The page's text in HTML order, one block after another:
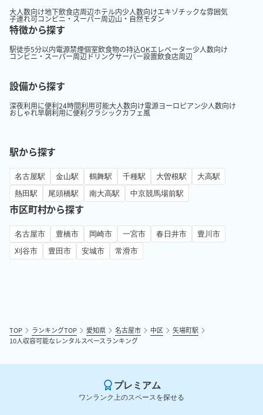
大人数向け地下飲食店周辺ホテル内少人数向けエキゾチックな雰囲気
子連れ可コンビニ・スーパー周辺山・自然モダン
特徴から探す
駅徒歩5分以内電源禁煙個室飲食物の持込OKエレベーター少人数向け
コンビニ・スーパー周辺ドリンクサーバー設置飲食店周辺
設備から探す
深夜利用に便利24時間利用可能大人数向け電源ヨーロピアン少人数向け
おしゃれ早朝利用に便利クラシックカフェ風
駅から探す
名古屋駅 金山駅 鶴舞駅 千種駅 大曽根駅
大高駅
熱田駅
尾頭橋駅 南大高駅 中京競馬場前駅
市区町村から探す
名古屋市 豊橋市 岡崎市 一宮市 春日井市
豊川市
刈谷市
豊田市 安城市 常滑市
TOP ランキングTOP 愛知県 名古屋市 中区
矢場町駅
10人収容可能なレンタルスペースランキング
プレミアム
ワンランク上のスペースを探せる